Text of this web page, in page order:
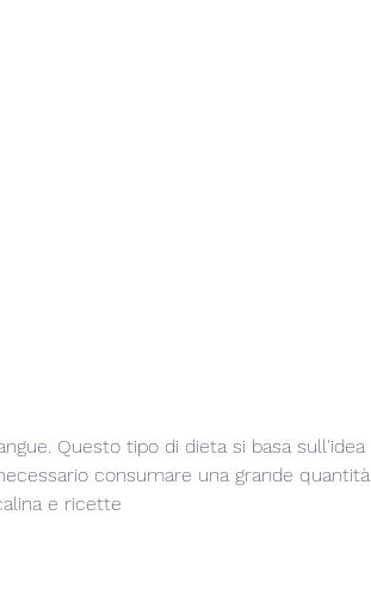
consumare una grande quantità
e ricette